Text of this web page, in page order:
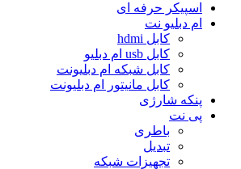
اسپیکر حرفه ای
ام دبلیو نت
کابل hdmi
کابل usb ام دبلیو
کابل شبکه ام دبلیونت
کابل مانیتور ام دبلیونت
پنکه شارژی
پی نت
باطری
تبدیل
تجهیزات شبکه